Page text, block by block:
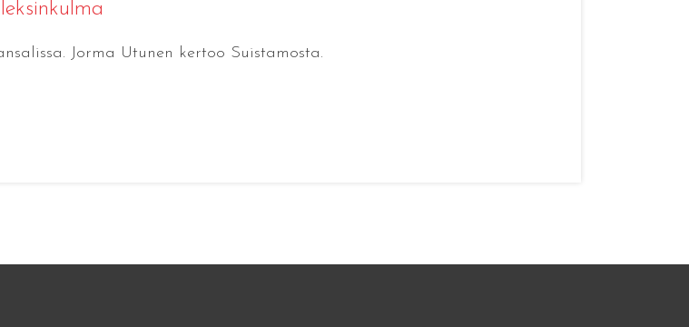
Jorma Utunen kertoo Suistamosta.